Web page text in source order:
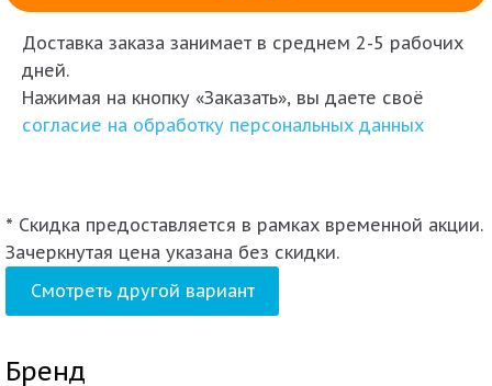
Доставка заказа занимает в среднем 2-5 рабочих
дней.
Нажимая на кнопку «Заказать», вы даете своё
согласие на обработку персональных данных
* Скидка предоставляется в рамках временной акции.
Зачеркнутая цена указана без скидки.
Смотреть другой вариант
Бренд